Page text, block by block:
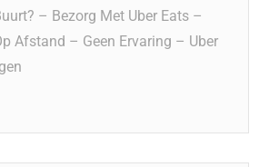
– Bezorg Met Uber Eats –
Afstand – Geen Ervaring – Uber